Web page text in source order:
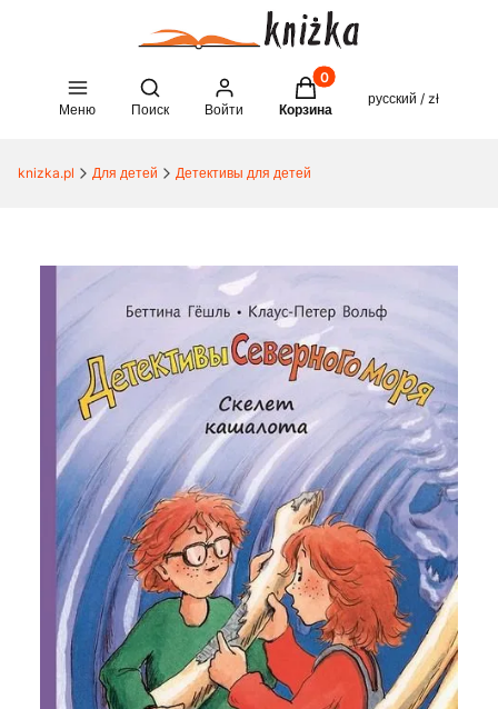
Меню
Open search engine
Поиск Войти
Товары в корзине: 0.
Корзина
русский / zł
knizka.pl Для детей Детективы для детей